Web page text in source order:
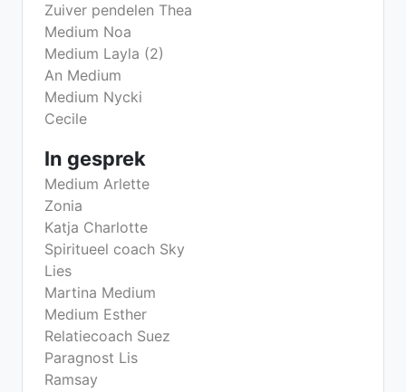
Zuiver pendelen Thea
Medium Noa
Medium Layla (2)
An Medium
Medium Nycki
Cecile
In gesprek
Medium Arlette
Zonia
Katja Charlotte
Spiritueel coach Sky
Lies
Martina Medium
Medium Esther
Relatiecoach Suez
Paragnost Lis
Ramsay